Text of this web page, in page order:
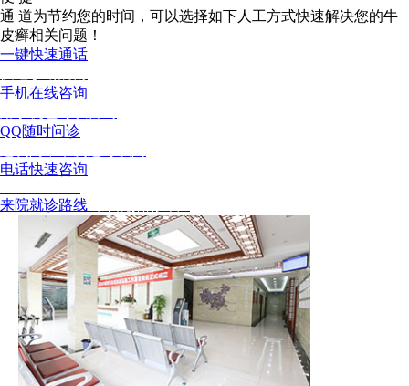
通 道为节约您的时间，可以选择如下人工方式快速解决您的牛
皮癣相关问题！
一键快速通话
手机在线咨询
QQ随时问诊
电话快速咨询
来院就诊路线